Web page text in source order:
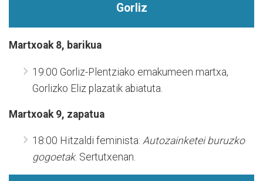
Gorliz
Martxoak 8, barikua
19:00 Gorliz-Plentziako emakumeen martxa,
Gorlizko Eliz plazatik abiatuta.
Martxoak 9, zapatua
18:00 Hitzaldi feminista: Autozainketei buruzko
gogoetak. Sertutxenan.